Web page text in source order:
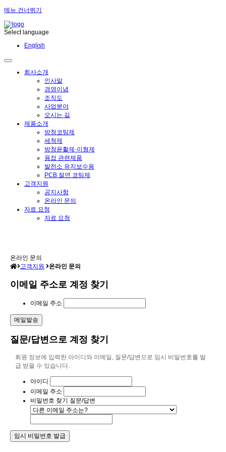
메뉴 건너뛰기
Select language
English
회사소개
인사말
경영이념
조직도
사업분야
오시는 길
제품소개
방청코팅제
세척제
방청윤활제·이형제
용접 관련제품
발전소 유지보수용
PCB 절연 코팅제
고객지원
공지사항
온라인 문의
자료 요청
자료 요청
온라인 문의
고객지원
온라인 문의
이메일 주소로 계정 찾기
이메일 주소
질문/답변으로 계정 찾기
회원 정보에 입력한 아이디와 이메일, 질문/답변으로 임시 비밀번호를 발
급 받을 수 있습니다.
아이디
이메일 주소
비밀번호 찾기 질문/답변